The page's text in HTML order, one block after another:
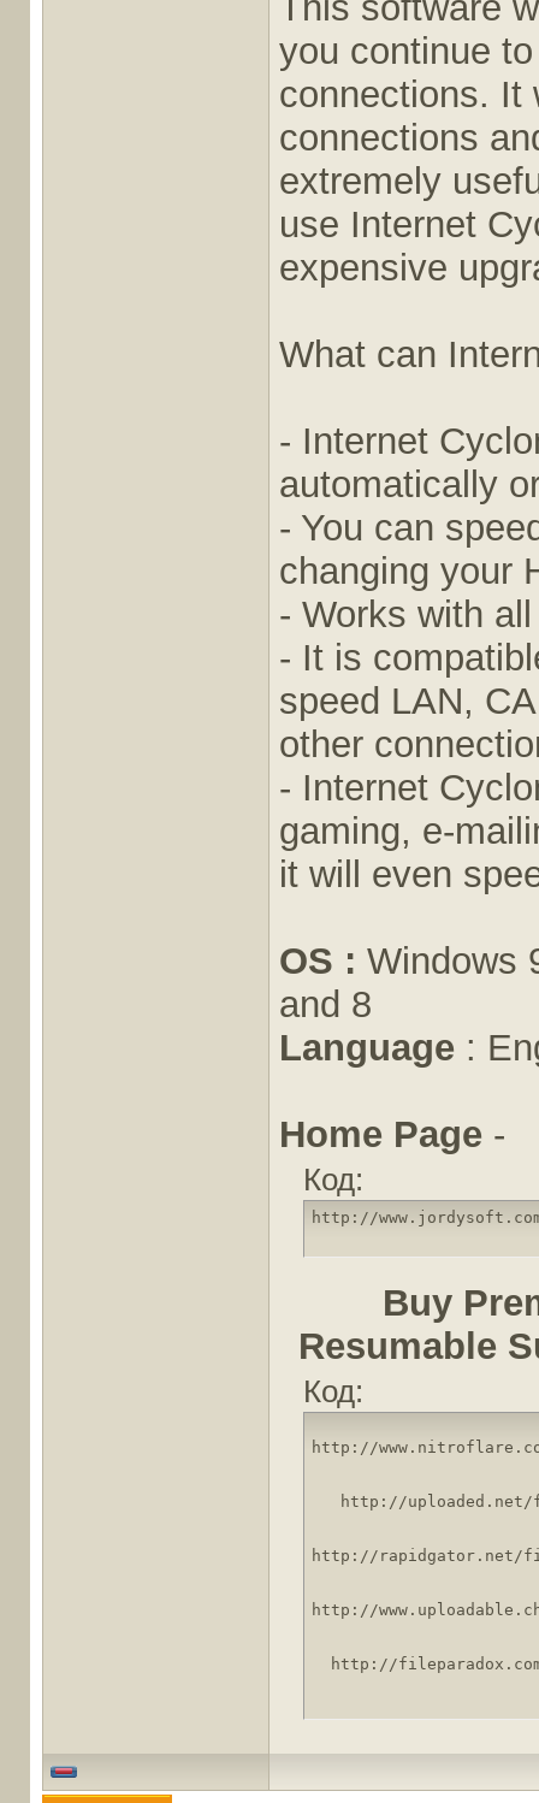
you continue
connections. It
connections
extremely
use Internet
expensive
What can
- Internet
automatically
- You can
changing your
- Works with
- It is
speed LAN,
other
- Internet
gaming, e-
it will even
OS : Windows
and 8
Language :
Home Page -
Код:
http://
Buy
Resumable
Код:
http://
http://uploaded.net/
http://rapidgator.net/
http://
http://